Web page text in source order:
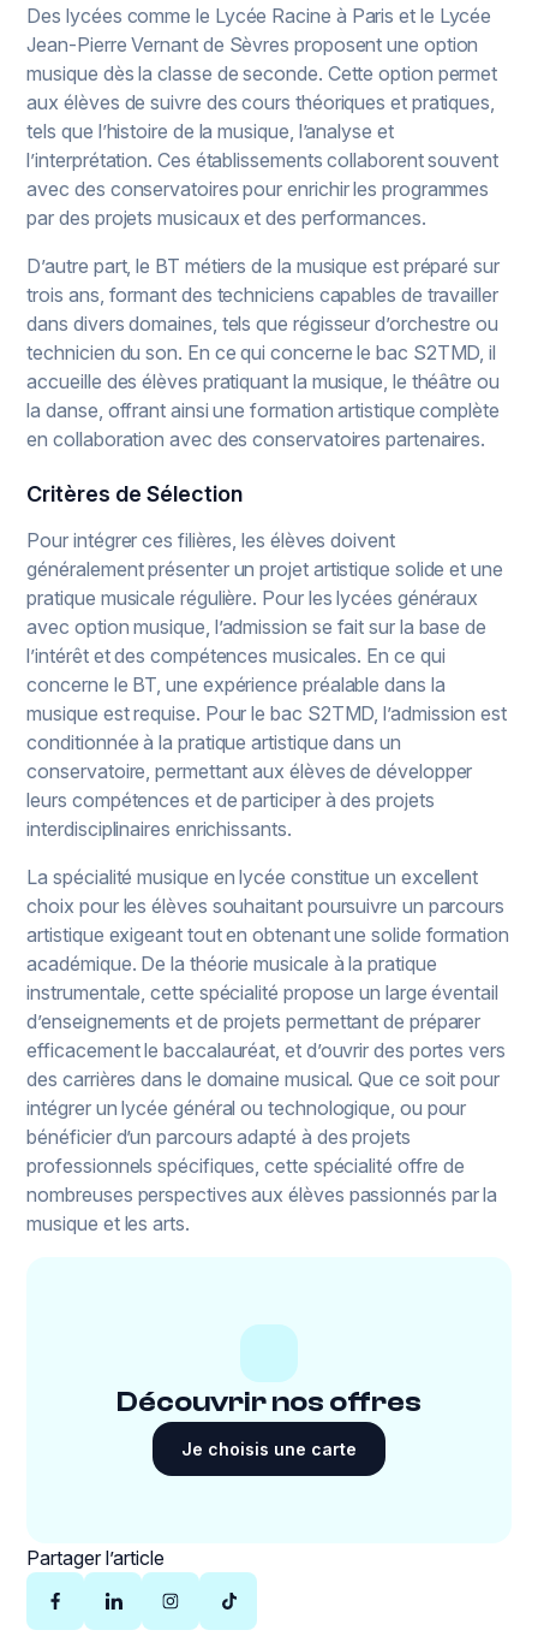
Découvrir nos offres
Je choisis une carte
Partager l’article
Des lycées comme le Lycée Racine à Paris et le Lycée
Jean-Pierre Vernant de Sèvres proposent une option
musique dès la classe de seconde. Cette option permet
aux élèves de suivre des cours théoriques et pratiques,
tels que l’histoire de la musique, l’analyse et
l’interprétation. Ces établissements collaborent souvent
avec des conservatoires pour enrichir les programmes
par des projets musicaux et des performances.
D’autre part, le BT métiers de la musique est préparé sur
trois ans, formant des techniciens capables de travailler
dans divers domaines, tels que régisseur d’orchestre ou
technicien du son. En ce qui concerne le bac S2TMD, il
accueille des élèves pratiquant la musique, le théâtre ou
la danse, offrant ainsi une formation artistique complète
en collaboration avec des conservatoires partenaires.
Critères de Sélection
Pour intégrer ces filières, les élèves doivent
généralement présenter un projet artistique solide et une
pratique musicale régulière. Pour les lycées généraux
avec option musique, l’admission se fait sur la base de
l’intérêt et des compétences musicales. En ce qui
concerne le BT, une expérience préalable dans la
musique est requise. Pour le bac S2TMD, l’admission est
conditionnée à la pratique artistique dans un
conservatoire, permettant aux élèves de développer
leurs compétences et de participer à des projets
interdisciplinaires enrichissants.
La spécialité musique en lycée constitue un excellent
choix pour les élèves souhaitant poursuivre un parcours
artistique exigeant tout en obtenant une solide formation
académique. De la théorie musicale à la pratique
instrumentale, cette spécialité propose un large éventail
d’enseignements et de projets permettant de préparer
efficacement le baccalauréat, et d’ouvrir des portes vers
des carrières dans le domaine musical. Que ce soit pour
intégrer un lycée général ou technologique, ou pour
bénéficier d’un parcours adapté à des projets
professionnels spécifiques, cette spécialité offre de
nombreuses perspectives aux élèves passionnés par la
musique et les arts.